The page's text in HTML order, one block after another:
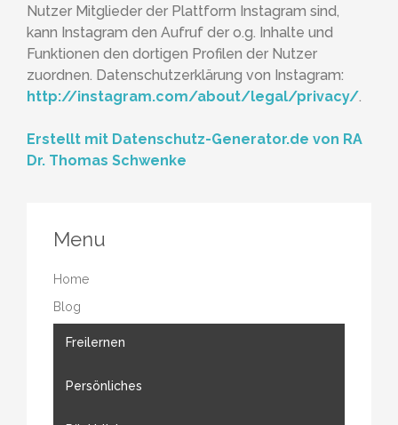
Nutzer Mitglieder der Plattform Instagram sind,
kann Instagram den Aufruf der o.g. Inhalte und
Funktionen den dortigen Profilen der Nutzer
zuordnen. Datenschutzerklärung von Instagram:
http://instagram.com/about/legal/privacy/.
Erstellt mit Datenschutz-Generator.de von RA
Dr. Thomas Schwenke
Menu
Home
Blog
Freilernen
Persönliches